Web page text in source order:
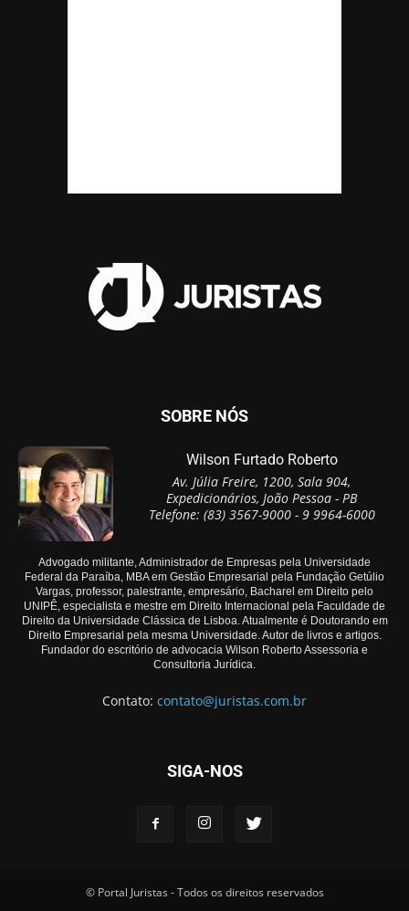
SOBRE NÓS
Wilson Furtado Roberto
Av. Júlia Freire, 1200, Sala 904,
Expedicionários, João Pessoa - PB
Telefone: (83) 3567-9000 - 9 9964-6000
Advogado militante, Administrador de Empresas pela Universidade
Federal da Paraíba, MBA em Gestão Empresarial pela Fundação Getúlio
Vargas, professor, palestrante, empresário, Bacharel em Direito pelo
UNIPÊ, especialista e mestre em Direito Internacional pela Faculdade de
Direito da Universidade Clássica de Lisboa. Atualmente é Doutorando em
Direito Empresarial pela mesma Universidade. Autor de livros e artigos.
Fundador do escritório de advocacia Wilson Roberto Assessoria e
Consultoria Jurídica.
Contato: contato@juristas.com.br
SIGA-NOS
© Portal Juristas - Todos os direitos reservados